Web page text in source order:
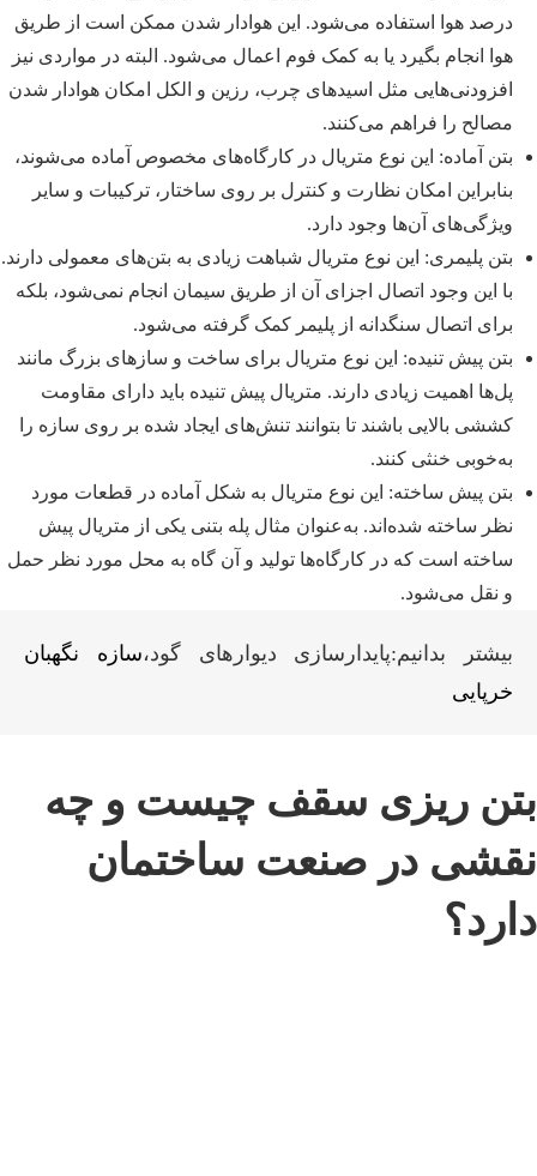
درصد هوا استفاده می‌شود. این هوادار شدن ممکن است از طریق
هوا انجام بگیرد یا به کمک فوم اعمال می‌شود. البته در مواردی نیز
افزودنی‌هایی مثل اسیدهای چرب، رزین و الکل امکان هوادار شدن
مصالح را فراهم می‌کنند.
بتن آماده: این نوع متریال در کارگاه‌های مخصوص آماده می‌شوند،
بنابراین امکان نظارت و کنترل بر روی ساختار، ترکیبات و سایر
ویژگی‌های آن‌ها وجود دارد.
بتن پلیمری: این نوع متریال شباهت زیادی به بتن‌های معمولی دارند.
با این وجود اتصال اجزای آن از طریق سیمان انجام نمی‌شود، بلکه
برای اتصال سنگدانه از پلیمر کمک گرفته می‌شود.
بتن پیش تنیده: این نوع متریال برای ساخت و سازهای بزرگ مانند
پل‌ها اهمیت زیادی دارند. متریال پیش تنیده باید دارای مقاومت
کششی بالایی باشند تا بتوانند تنش‌های ایجاد شده بر روی سازه را
به‌خوبی خنثی کنند.
بتن پیش ساخته: این نوع متریال به شکل آماده در قطعات مورد
نظر ساخته شده‌اند. به‌عنوان مثال پله بتنی یکی از متریال پیش
ساخته است که در کارگاه‌ها تولید و آن گاه به محل مورد نظر حمل
و نقل می‌شود.
بیشتر بدانیم:پایدارسازی دیوارهای گود،سازه نگهبان
خرپایی
بتن ریزی سقف چیست و چه
نقشی در صنعت ساختمان
دارد؟